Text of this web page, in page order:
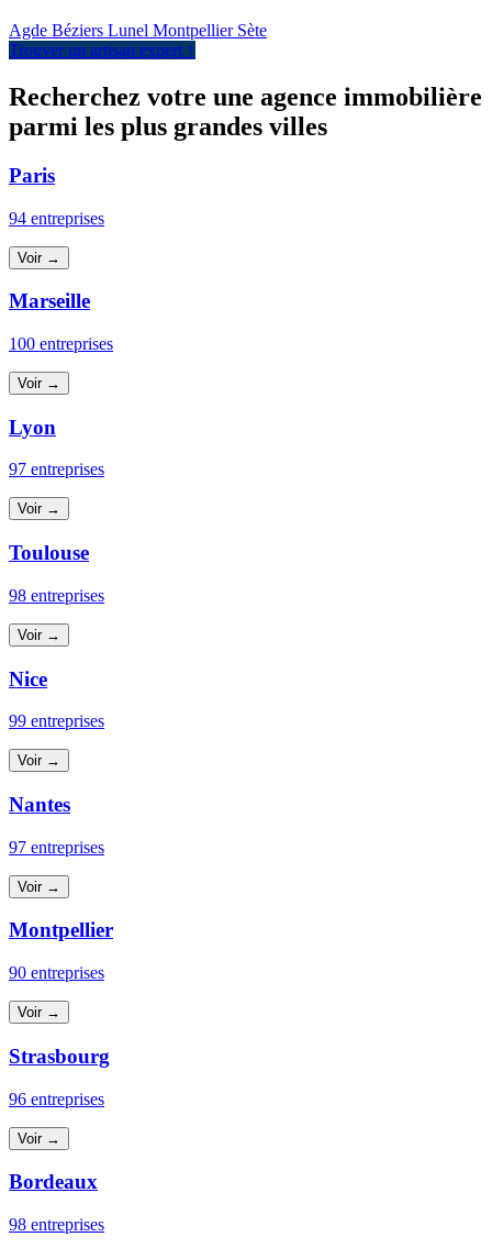
Agde Béziers Lunel Montpellier Sète
Trouver un artisan expert ↑
Recherchez votre une agence immobilière
parmi les plus grandes villes
Paris
94 entreprises
Voir →
Marseille
100 entreprises
Voir →
Lyon
97 entreprises
Voir →
Toulouse
98 entreprises
Voir →
Nice
99 entreprises
Voir →
Nantes
97 entreprises
Voir →
Montpellier
90 entreprises
Voir →
Strasbourg
96 entreprises
Voir →
Bordeaux
98 entreprises